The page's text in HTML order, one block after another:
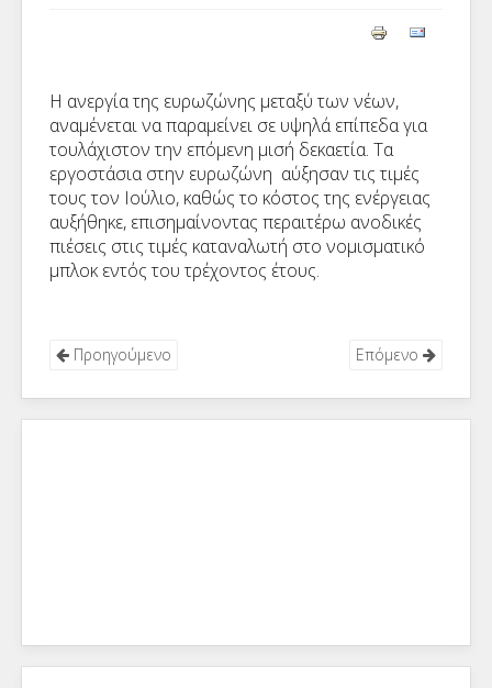
Η ανεργία της ευρωζώνης μεταξύ των νέων,
αναμένεται να παραμείνει σε υψηλά επίπεδα για
τουλάχιστον την επόμενη μισή δεκαετία. Τα
εργοστάσια στην ευρωζώνη αύξησαν τις τιμές
τους τον Ιούλιο, καθώς το κόστος της ενέργειας
αυξήθηκε, επισημαίνοντας περαιτέρω ανοδικές
πιέσεις στις τιμές καταναλωτή στο νομισματικό
μπλοκ εντός του τρέχοντος έτους.
Προηγούμενο Επόμενο